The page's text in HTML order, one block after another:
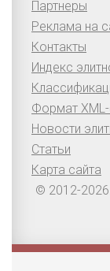
Партнеры
Реклама на
Контакты
Индекс
Формат
Новости
Статьи
Карта сайта
© 2012-